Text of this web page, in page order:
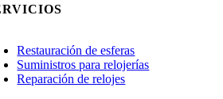
Restauración de esferas
Suministros para relojerías
Reparación de relojes